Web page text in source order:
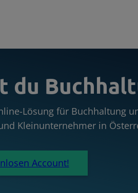
du
Lösung für Buchhaltung
Kleinunternehmer in
Account!